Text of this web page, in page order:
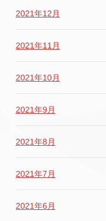
2021年12月
2021年11月
2021年10月
2021年9月
2021年8月
2021年7月
2021年6月